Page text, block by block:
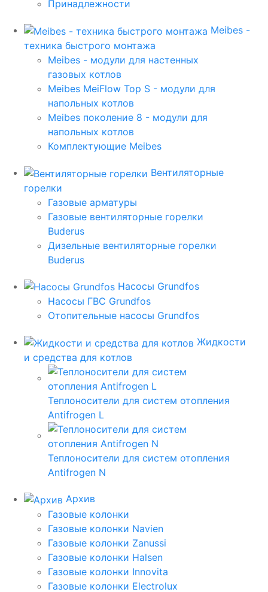
Принадлежности
Meibes -
техника быстрого монтажа
Meibes - модули для настенных
газовых котлов
Meibes MeiFlow Top S - модули для
напольных котлов
Meibes поколение 8 - модули для
напольных котлов
Комплектующие Meibes
Вентиляторные
горелки
Газовые арматуры
Газовые вентиляторные горелки
Buderus
Дизельные вентиляторные горелки
Buderus
Насосы Grundfos
Насосы ГВС Grundfos
Отопительные насосы Grundfos
Жидкости
и средства для котлов
Теплоносители для систем отопления
Antifrogen L
Теплоносители для систем отопления
Antifrogen N
Архив
Газовые колонки
Газовые колонки Navien
Газовые колонки Zanussi
Газовые колонки Halsen
Газовые колонки Innovita
Газовые колонки Electrolux